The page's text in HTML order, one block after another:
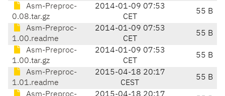
Asm-Preproc-
0.08.tar.gz
2014-01-09 07:53
CET
55 B
Asm-Preproc-
1.00.readme
2014-01-09 07:53
CET
55 B
Asm-Preproc-
1.00.tar.gz
2014-01-09 07:53
CET
55 B
Asm-Preproc-
1.01.readme
2015-04-18 20:17
CEST
55 B